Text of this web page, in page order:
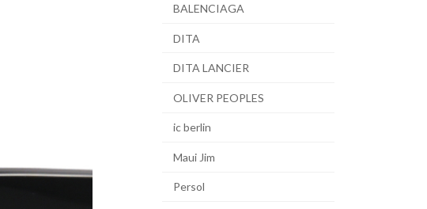
BALENCIAGA
DITA
DITA LANCIER
OLIVER PEOPLES
ic berlin
Maui Jim
Persol